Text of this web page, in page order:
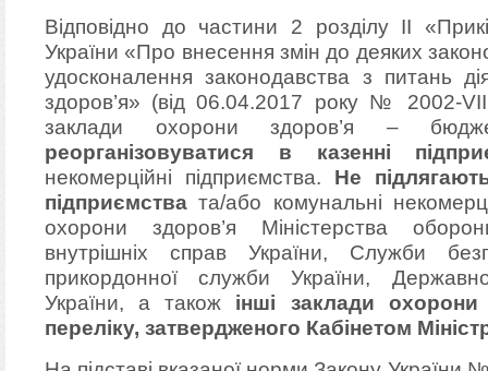
Відповідно до частини 2 розділу ІІ
України «Про внесення змін до деяких
удосконалення законодавства з питань
здоров’я» (від 06.04.2017 року № 2002-
заклади охорони здоров’я –
реорганізовуватися в казенні
некомерційні підприємства. Не
підприємства та/або комунальні
охорони здоров’я Міністерства
внутрішніх справ України, Служби
прикордонної служби України,
України, а також інші заклади
переліку, затвердженого Кабінетом